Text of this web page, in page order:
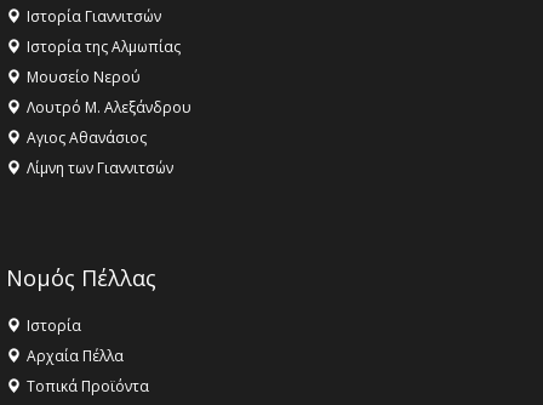
Ιστορία Γιαννιτσών
Ιστορία της Αλμωπίας
Μουσείο Νερού
Λουτρό Μ. Αλεξάνδρου
Αγιος Αθανάσιος
Λίμνη των Γιαννιτσών
Νομός Πέλλας
Ιστορία
Αρχαία Πέλλα
Τοπικά Προϊόντα